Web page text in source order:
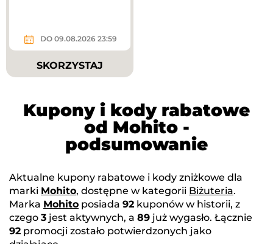
DO 09.08.2026 23:59
SKORZYSTAJ
Kupony i kody rabatowe
od Mohito -
podsumowanie
Aktualne kupony rabatowe i kody zniżkowe dla
marki Mohito, dostępne w kategorii Biżuteria.
Marka Mohito posiada 92 kuponów w historii, z
czego 3 jest aktywnych, a 89 już wygasło. Łącznie
92 promocji zostało potwierdzonych jako